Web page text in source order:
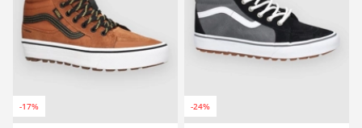
-17% -24%